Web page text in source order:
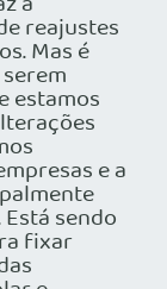
reajustes
Mas é
estamos
e a
sendo
fixar